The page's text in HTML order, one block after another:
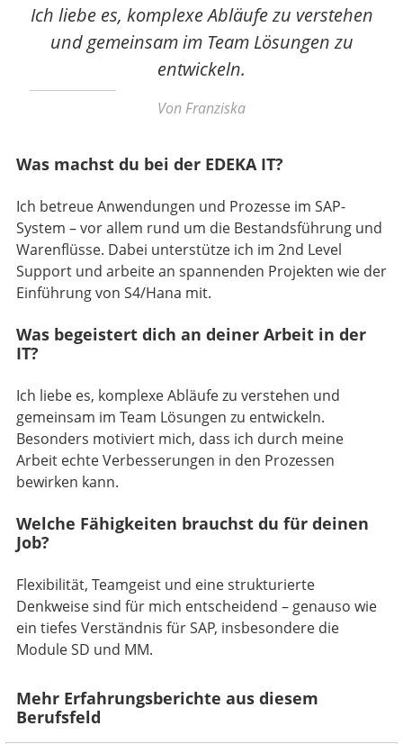
Ich liebe es, komplexe Abläufe zu verstehen
und gemeinsam im Team Lösungen zu
entwickeln.
Von Franziska
Was machst du bei der EDEKA IT?
Ich betreue Anwendungen und Prozesse im SAP-
System – vor allem rund um die Bestandsführung und
Warenflüsse. Dabei unterstütze ich im 2nd Level
Support und arbeite an spannenden Projekten wie der
Einführung von S4/Hana mit.
Was begeistert dich an deiner Arbeit in der
IT?
Ich liebe es, komplexe Abläufe zu verstehen und
gemeinsam im Team Lösungen zu entwickeln.
Besonders motiviert mich, dass ich durch meine
Arbeit echte Verbesserungen in den Prozessen
bewirken kann.
Welche Fähigkeiten brauchst du für deinen
Job?
Flexibilität, Teamgeist und eine strukturierte
Denkweise sind für mich entscheidend – genauso wie
ein tiefes Verständnis für SAP, insbesondere die
Module SD und MM.
Mehr Erfahrungsberichte aus diesem
Berufsfeld